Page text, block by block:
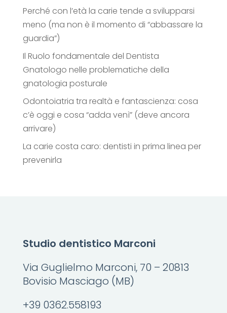
Perché con l’età la carie tende a svilupparsi
meno (ma non è il momento di “abbassare la
guardia”)
Il Ruolo fondamentale del Dentista
Gnatologo nelle problematiche della
gnatologia posturale
Odontoiatria tra realtà e fantascienza: cosa
c’è oggi e cosa “adda venì” (deve ancora
arrivare)
La carie costa caro: dentisti in prima linea per
prevenirla
Studio dentistico Marconi
Via Guglielmo Marconi, 70 – 20813
Bovisio Masciago (MB)
+39 0362.558193